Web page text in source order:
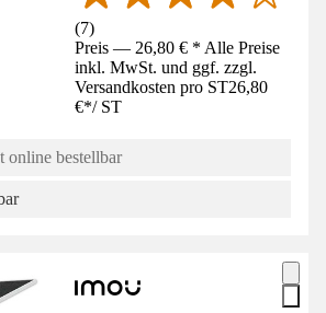
(7)
Preis — 26,80 € * Alle Preise
inkl. MwSt. und ggf. zzgl.
Versandkosten pro ST26,80
€*/ ST
online bestellbar